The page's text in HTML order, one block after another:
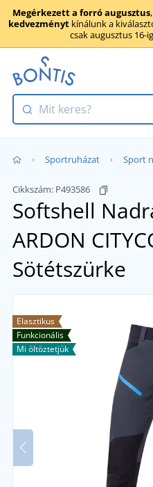
Megérkezett a forró augusztus
kedvezményt kínálunk a
csak augusztus 16-
Sportruházat Sport
Cikkszám: P493586
Softshell
ARDON
Sötétszürke
Elasztikus
Funkcionális
Mi öltöztetjük